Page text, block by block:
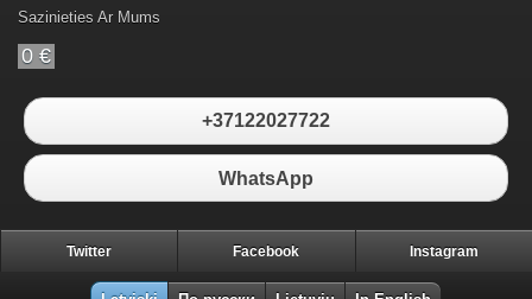
Sazinieties Ar Mums
0 €
+37122027722
WhatsApp
Twitter Facebook Instagram